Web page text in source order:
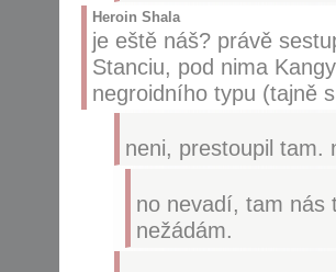
Heroin Shala
je eště náš? právě
Stanciu, pod nima
negroidního typu (tajně
neni, prestoupil tam.
no nevadí, tam nás
nežádám.